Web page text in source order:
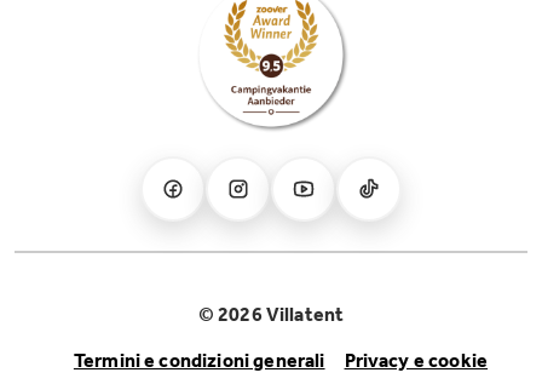
© 2026 Villatent
Termini e condizioni generali
Privacy e cookie